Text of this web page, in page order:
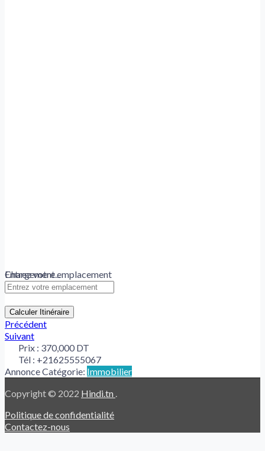
Chargement...
Entrez votre emplacement
Calculer Itinéraire
Précédent
Suivant
Prix : 370,000 DT
Tél : +21625555067
Annonce Catégorie: Immobilier
Copyright © 2022 Hindi.tn .
Politique de confidentialité
Contactez-nous